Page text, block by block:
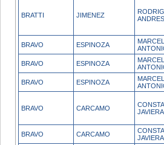
BRATTI JIMENEZ
ANDRES
BRAVO ESPINOZA
BRAVO ESPINOZA
BRAVO ESPINOZA
BRAVO CARCAMO
JAVIERA
BRAVO CARCAMO
JAVIERA